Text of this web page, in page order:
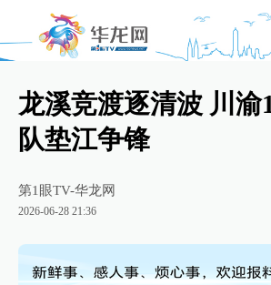
龙溪竞渡逐清波 川渝
队垫江争锋
第1眼TV-华龙网
2026-06-28 21:36